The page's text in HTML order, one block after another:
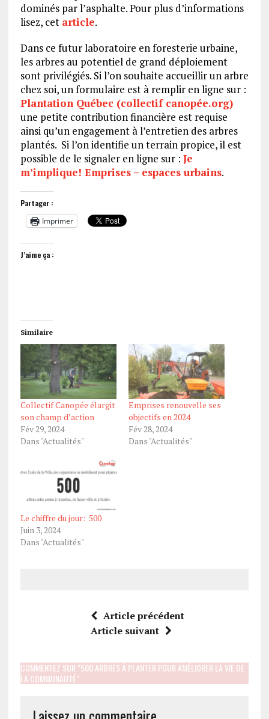
dominés par l’asphalte. Pour plus d’informations
lisez, cet article.
Dans ce futur laboratoire en foresterie urbaine,
les arbres au potentiel de grand déploiement
sont privilégiés. Si l’on souhaite accueillir un arbre
chez soi, un formulaire est à remplir en ligne sur :
Plantation Québec (collectif canopée.org)
une petite contribution financière est requise
ainsi qu’un engagement à l’entretien des arbres
plantés. Si l’on identifie un terrain propice, il est
possible de le signaler en ligne sur : Je
m’implique! Emprises – espaces urbains.
Partager :
Imprimer
J’aime ça :
Similaire
Collectif Canopée élargit
son champ d’action
Fév 29, 2024
Dans "Actualités"
Emprises renouvelle ses
objectifs en 2024
Fév 28, 2024
Dans "Actualités"
Le chiffre du jour: 500
Juin 3, 2024
Dans "Actualités"
Article précédent
Article suivant
COMMENTEZ SUR "500 ARBRES À PLANTER POUR AMÉLIORER LA VIE DE
LA COMMUNAUTÉ"